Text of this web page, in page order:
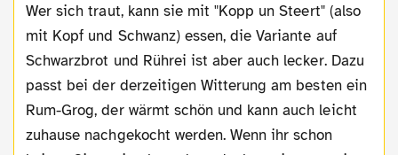
Wer sich traut, kann sie mit "Kopp un Steert" (also
mit Kopf und Schwanz) essen, die Variante auf
Schwarzbrot und Rührei ist aber auch lecker. Dazu
passt bei der derzeitigen Witterung am besten ein
Rum-Grog, der wärmt schön und kann auch leicht
zuhause nachgekocht werden. Wenn ihr schon